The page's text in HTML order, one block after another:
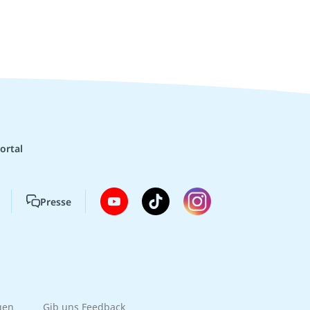
Presse
Gib uns Feedback